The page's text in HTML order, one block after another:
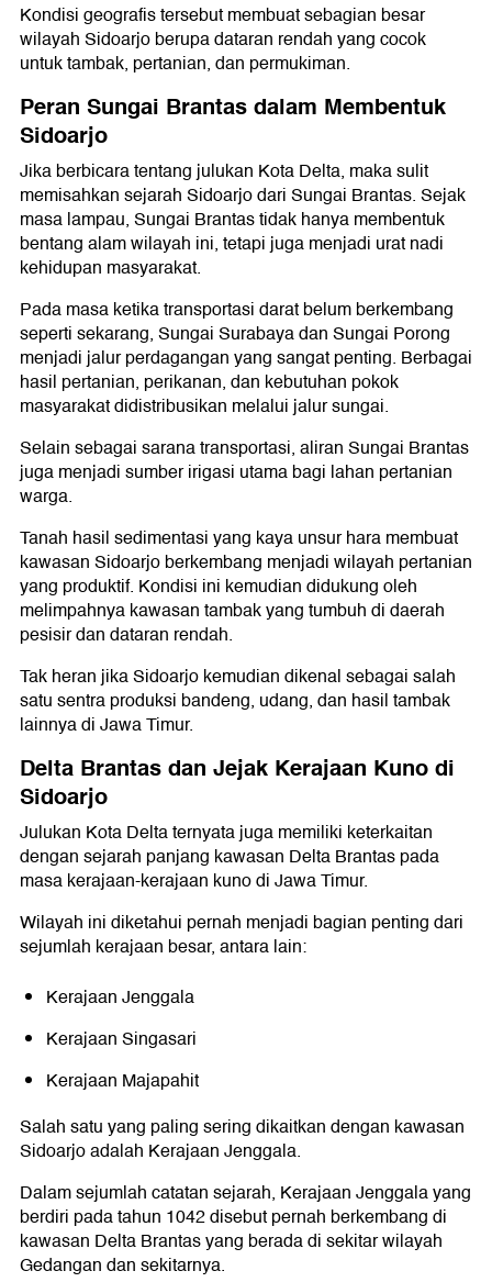
Kondisi geografis tersebut membuat sebagian besar
wilayah Sidoarjo berupa dataran rendah yang cocok
untuk tambak, pertanian, dan permukiman.
Peran Sungai Brantas dalam Membentuk
Sidoarjo
Jika berbicara tentang julukan Kota Delta, maka sulit
memisahkan sejarah Sidoarjo dari Sungai Brantas. Sejak
masa lampau, Sungai Brantas tidak hanya membentuk
bentang alam wilayah ini, tetapi juga menjadi urat nadi
kehidupan masyarakat.
Pada masa ketika transportasi darat belum berkembang
seperti sekarang, Sungai Surabaya dan Sungai Porong
menjadi jalur perdagangan yang sangat penting. Berbagai
hasil pertanian, perikanan, dan kebutuhan pokok
masyarakat didistribusikan melalui jalur sungai.
Selain sebagai sarana transportasi, aliran Sungai Brantas
juga menjadi sumber irigasi utama bagi lahan pertanian
warga.
Tanah hasil sedimentasi yang kaya unsur hara membuat
kawasan Sidoarjo berkembang menjadi wilayah pertanian
yang produktif. Kondisi ini kemudian didukung oleh
melimpahnya kawasan tambak yang tumbuh di daerah
pesisir dan dataran rendah.
Tak heran jika Sidoarjo kemudian dikenal sebagai salah
satu sentra produksi bandeng, udang, dan hasil tambak
lainnya di Jawa Timur.
Delta Brantas dan Jejak Kerajaan Kuno di
Sidoarjo
Julukan Kota Delta ternyata juga memiliki keterkaitan
dengan sejarah panjang kawasan Delta Brantas pada
masa kerajaan-kerajaan kuno di Jawa Timur.
Wilayah ini diketahui pernah menjadi bagian penting dari
sejumlah kerajaan besar, antara lain:
Kerajaan Jenggala
Kerajaan Singasari
Kerajaan Majapahit
Salah satu yang paling sering dikaitkan dengan kawasan
Sidoarjo adalah Kerajaan Jenggala.
Dalam sejumlah catatan sejarah, Kerajaan Jenggala yang
berdiri pada tahun 1042 disebut pernah berkembang di
kawasan Delta Brantas yang berada di sekitar wilayah
Gedangan dan sekitarnya.